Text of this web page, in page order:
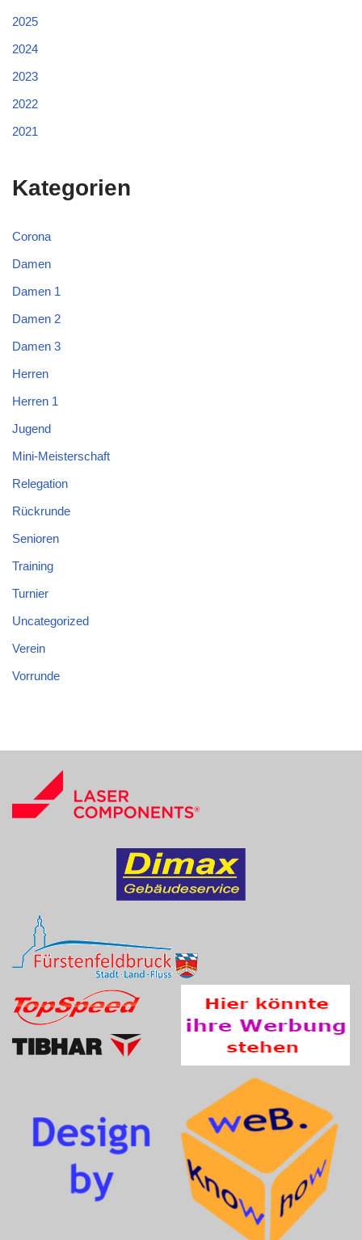
2025
2024
2023
2022
2021
Kategorien
Corona
Damen
Damen 1
Damen 2
Damen 3
Herren
Herren 1
Jugend
Mini-Meisterschaft
Relegation
Rückrunde
Senioren
Training
Turnier
Uncategorized
Verein
Vorrunde